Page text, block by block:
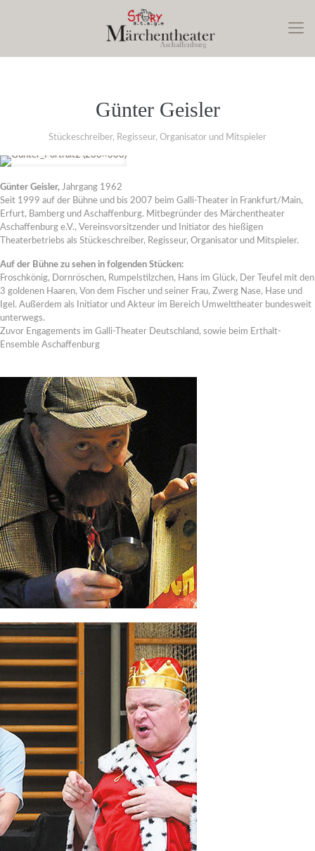
Günter Geisler
Stückeschreiber, Regisseur, Organisator und Mitspieler
Günter Geisler, Jahrgang 1962
Seit 1999 auf der Bühne und bis 2007 beim Galli-Theater in Frankfurt/Main,
Erfurt, Bamberg und Aschaffenburg. Mitbegründer des Märchentheater
Aschaffenburg e.V., Vereinsvorsitzender und Initiator des hießigen
Theaterbetriebs als Stückeschreiber, Regisseur, Organisator und Mitspieler.
Auf der Bühne zu sehen in folgenden Stücken:
Froschkönig, Dornröschen, Rumpelstilzchen, Hans im Glück, Der Teufel mit den
3 goldenen Haaren, Von dem Fischer und seiner Frau, Zwerg Nase, Hase und
Igel. Außerdem als Initiator und Akteur im Bereich Umwelttheater bundesweit
unterwegs.
Zuvor Engagements im Galli-Theater Deutschland, sowie beim Erthalt-
Ensemble Aschaffenburg